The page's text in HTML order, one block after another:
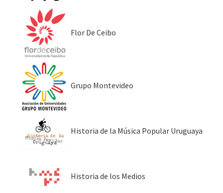
Flor De Ceibo
Grupo Montevideo
Historia de la Música Popular Uruguaya
Historia de los Medios